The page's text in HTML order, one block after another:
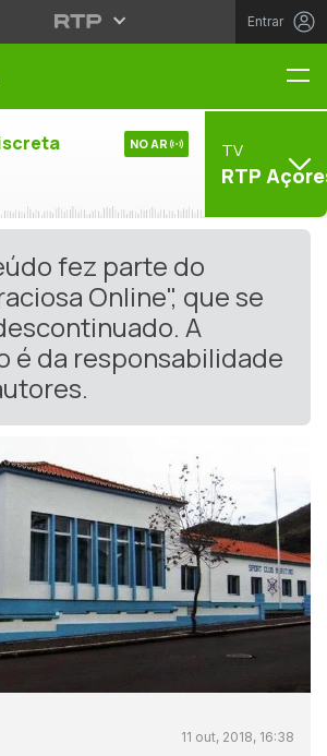
Entrar
NO AR TV
RTP
fez parte do
Online", que se
A
é da responsabilidade
11 out, 2018, 16:38